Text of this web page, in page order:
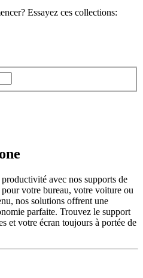
Essayez ces collections:
avec nos supports de
votre bureau, votre voiture ou
nos solutions offrent une
parfaite. Trouvez le support
et votre écran toujours à portée de